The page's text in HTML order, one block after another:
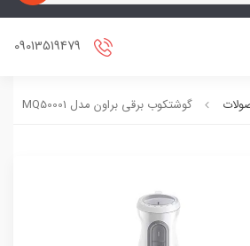
گوشتکوب برقی براون مدل MQ50001